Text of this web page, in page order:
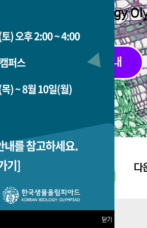
School Korea Biology
2026 대회 접수 안내
접수 다
닫기